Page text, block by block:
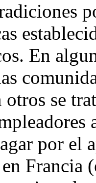
En
otros se
por el
Francia